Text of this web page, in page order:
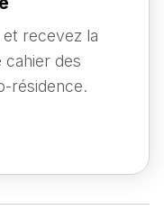
recevez la
des
résidence.